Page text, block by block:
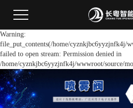
Warning:
file_put_contents(/home/cyznkjbc6yyzjnfk4j/
failed to open stream: Permission denied in
/home/cyznkjbc6yyzjnfk4j/wwwroot/source/